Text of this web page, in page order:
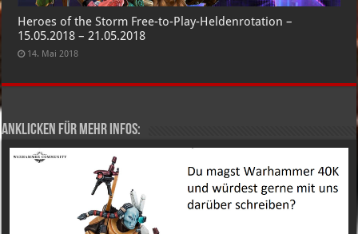
Heroes of the Storm Free-to-Play-Heldenrotation –
15.05.2018 – 21.05.2018
14. Mai 2018
Anklicken für mehr Infos: